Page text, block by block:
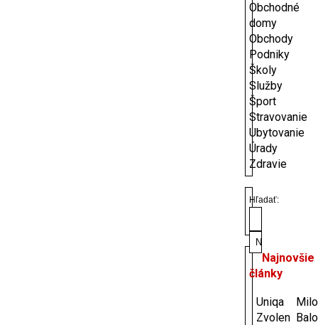
Obchodné
domy
Obchody
Podniky
Školy
Služby
Šport
Stravovanie
Ubytovanie
Úrady
Zdravie
Hľadať:
Najnovšie
články
Uniqa
Zvolen